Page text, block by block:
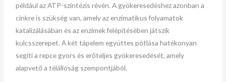
például az ATP-szintézis révén. A gyökeresedéshez azonban a
cinkre is szükség van, amely az enzimatikus folyamatok
katalizálásában és az enzimek felépítésében játszik
kulcsszerepet. A két tápelem együttes pótlása hatékonyan
segíti a repce gyors és erőteljes gyökeresedését, amely
alapvető a télállóság szempontjából.